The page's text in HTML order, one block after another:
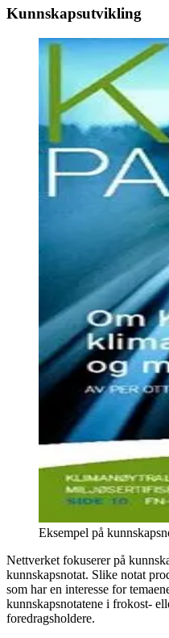
Kunnskapsutvikling
Eksempel på
Nettverket fokuserer på
kunnskapsnotat. Slike notat
som har en interesse for
kunnskapsnotatene i frokost-
foredragsholdere.